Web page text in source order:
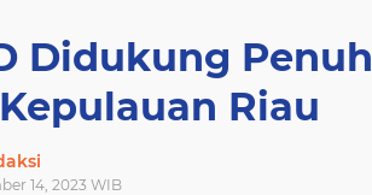
Didukung Penuh
Riau
14, 2023 WIB